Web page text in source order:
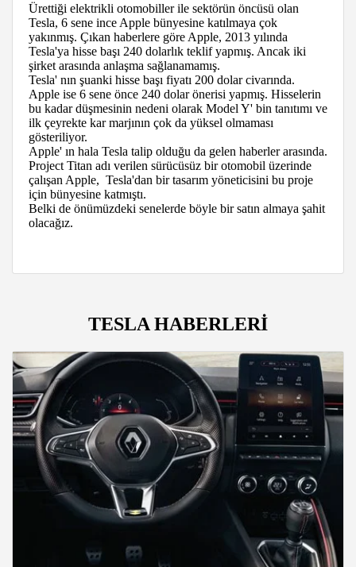
Ürettiği elektrikli otomobiller ile sektörün öncüsü olan
Tesla, 6 sene ince Apple bünyesine katılmaya çok
yakınmış. Çıkan haberlere göre Apple, 2013 yılında
Tesla'ya hisse başı 240 dolarlık teklif yapmış. Ancak iki
şirket arasında anlaşma sağlanamamış.
Tesla' nın şuanki hisse başı fiyatı 200 dolar civarında.
Apple ise 6 sene önce 240 dolar önerisi yapmış. Hisselerin
bu kadar düşmesinin nedeni olarak Model Y' bin tanıtımı ve
ilk çeyrekte kar marjının çok da yüksel olmaması
gösteriliyor.
Apple' ın hala Tesla talip olduğu da gelen haberler arasında.
Project Titan adı verilen sürücüsüz bir otomobil üzerinde
çalışan Apple, Tesla'dan bir tasarım yöneticisini bu proje
için bünyesine katmıştı.
Belki de önümüzdeki senelerde böyle bir satın almaya şahit
olacağız.
TESLA HABERLERİ